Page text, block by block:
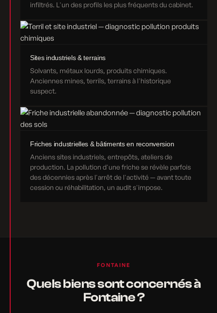
infiltrés. L'un des profils les plus fréquents du cabinet.
Sites industriels & terrains
Solvants, métaux lourds, produits chimiques.
Anciennes mines, terrils, terrains à l'historique
suspect.
Friches industrielles & bâtiments en reconversion
Anciens sites industriels, entrepôts, ateliers de
production. La pollution d'une friche se révèle parfois
des décennies après l'arrêt de l'activité — avant toute
cession ou réhabilitation, un audit s'impose.
FONTAINE
Quels biens sont concernés à
Fontaine ?